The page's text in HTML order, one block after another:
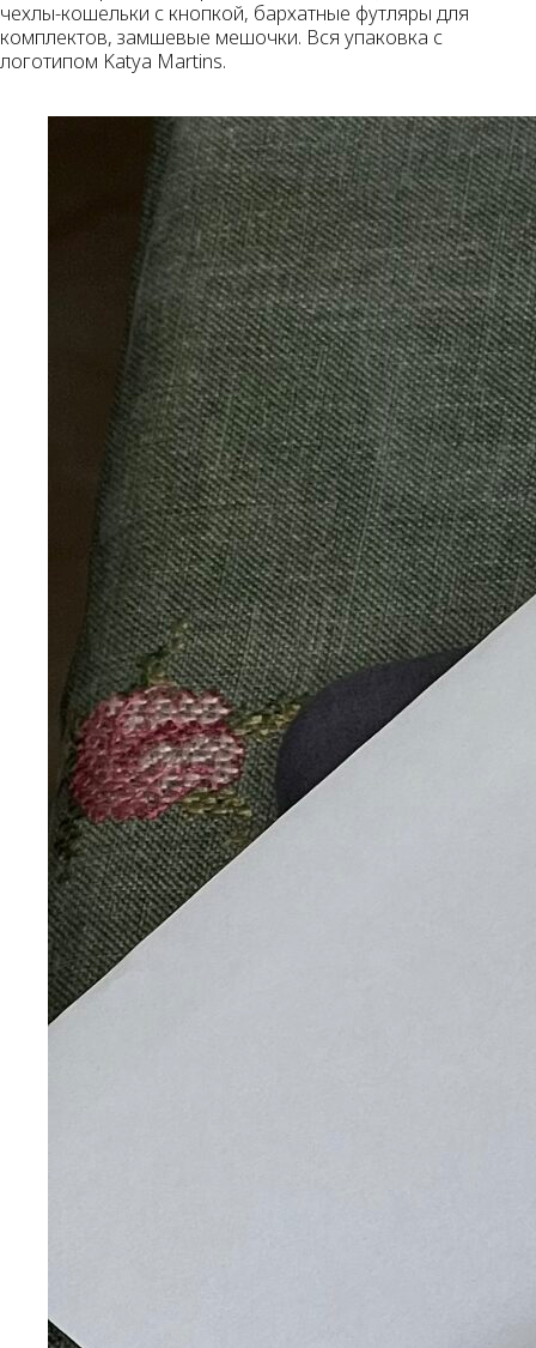
чехлы-кошельки с кнопкой, бархатные футляры для
комплектов, замшевые мешочки. Вся упаковка с
логотипом Katya Martins.